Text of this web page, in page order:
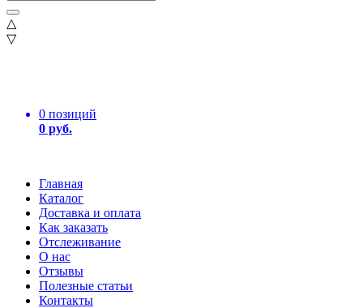
△
▽
0 позиций
0 руб.
Главная
Каталог
Доставка и оплата
Как заказать
Отслеживание
О нас
Отзывы
Полезные статьи
Контакты